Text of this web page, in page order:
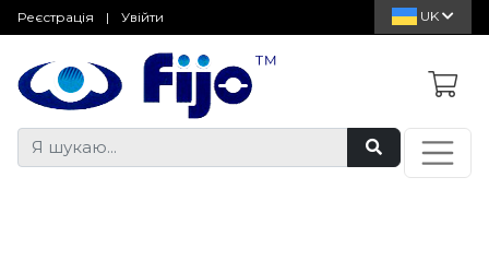
Реєстрація | Увійти UK